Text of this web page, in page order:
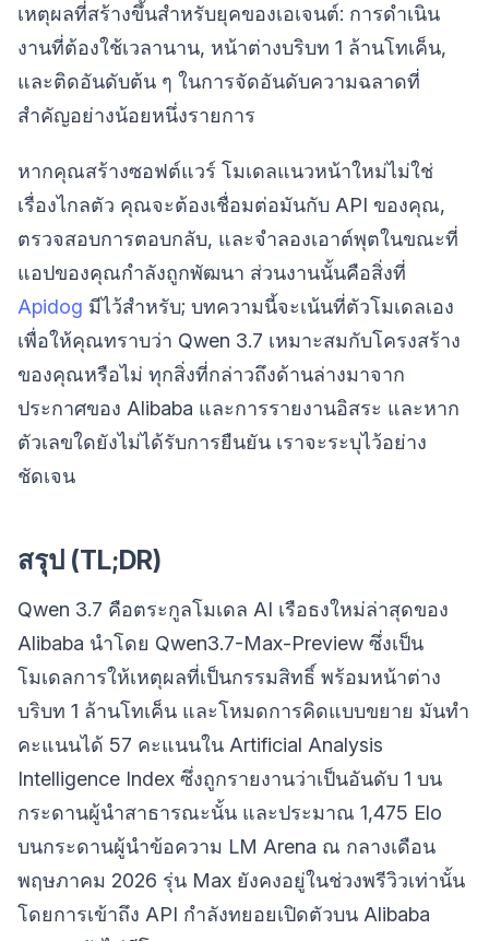
เหตุผลที่สร้างขึ้นสำหรับยุคของเอเจนต์: การดำเนิน
งานที่ต้องใช้เวลานาน, หน้าต่างบริบท 1 ล้านโทเค็น,
และติดอันดับต้น ๆ ในการจัดอันดับความฉลาดที่
สำคัญอย่างน้อยหนึ่งรายการ
หากคุณสร้างซอฟต์แวร์ โมเดลแนวหน้าใหม่ไม่ใช่
เรื่องไกลตัว คุณจะต้องเชื่อมต่อมันกับ API ของคุณ,
ตรวจสอบการตอบกลับ, และจำลองเอาต์พุตในขณะที่
แอปของคุณกำลังถูกพัฒนา ส่วนงานนั้นคือสิ่งที่
Apidog มีไว้สำหรับ; บทความนี้จะเน้นที่ตัวโมเดลเอง
เพื่อให้คุณทราบว่า Qwen 3.7 เหมาะสมกับโครงสร้าง
ของคุณหรือไม่ ทุกสิ่งที่กล่าวถึงด้านล่างมาจาก
ประกาศของ Alibaba และการรายงานอิสระ และหาก
ตัวเลขใดยังไม่ได้รับการยืนยัน เราจะระบุไว้อย่าง
ชัดเจน
สรุป (TL;DR)
Qwen 3.7 คือตระกูลโมเดล AI เรือธงใหม่ล่าสุดของ
Alibaba นำโดย Qwen3.7-Max-Preview ซึ่งเป็น
โมเดลการให้เหตุผลที่เป็นกรรมสิทธิ์ พร้อมหน้าต่าง
บริบท 1 ล้านโทเค็น และโหมดการคิดแบบขยาย มันทำ
คะแนนได้ 57 คะแนนใน Artificial Analysis
Intelligence Index ซึ่งถูกรายงานว่าเป็นอันดับ 1 บน
กระดานผู้นำสาธารณะนั้น และประมาณ 1,475 Elo
บนกระดานผู้นำข้อความ LM Arena ณ กลางเดือน
พฤษภาคม 2026 รุ่น Max ยังคงอยู่ในช่วงพรีวิวเท่านั้น
โดยการเข้าถึง API กำลังทยอยเปิดตัวบน Alibaba